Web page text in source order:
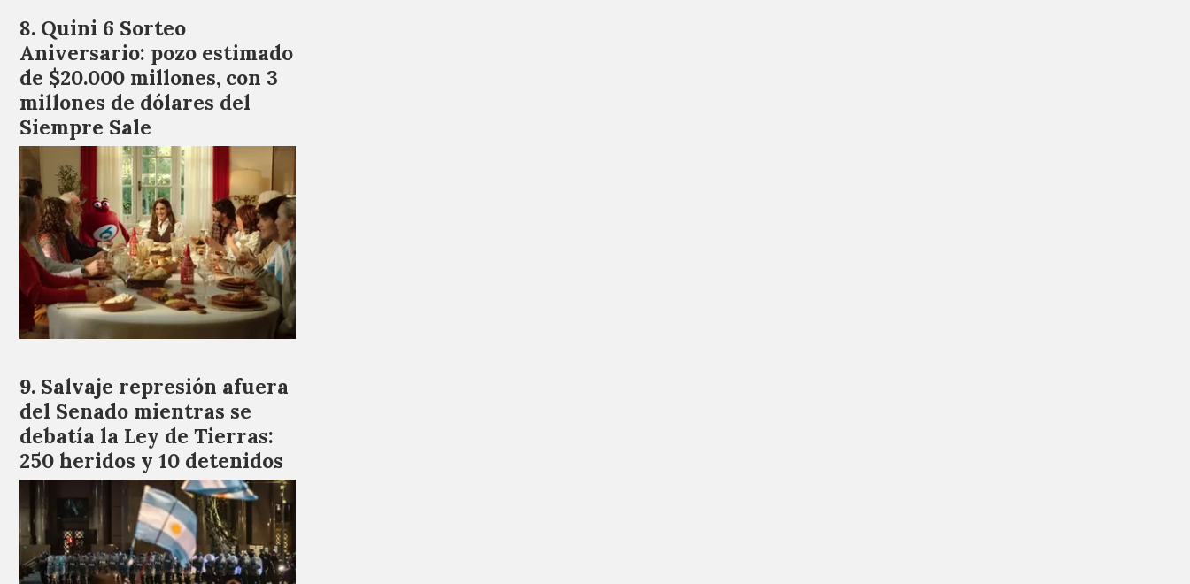
Quini 6 Sorteo
Aniversario: pozo estimado
de $20.000 millones, con 3
millones de dólares del
Siempre Sale
Salvaje represión afuera
del Senado mientras se
debatía la Ley de Tierras:
250 heridos y 10 detenidos